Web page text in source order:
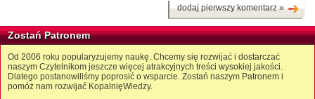
dodaj pierwszy komentarz »
Zostań Patronem
Od 2006 roku popularyzujemy naukę. Chcemy się rozwijać i dostarczać
naszym Czytelnikom jeszcze więcej atrakcyjnych treści wysokiej jakości.
Dlatego postanowiliśmy poprosić o wsparcie. Zostań naszym Patronem i
pomóż nam rozwijać KopalnięWiedzy.